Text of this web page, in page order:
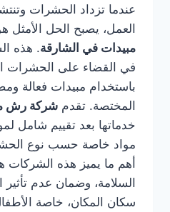
عندما تزداد الحشرات
العمل، يصبح الحل الأمثل
مبيدات في الشارقة. هذه
في القضاء على الحشرات
باستخدام مبيدات فعالة
المختصة. تقدم شركة رش
خدماتها بعد تقييم شامل
مواد خاصة حسب نوع
أهم ما يميز هذه الشركات
السلامة، وضمان عدم
سكان المكان، خاصة